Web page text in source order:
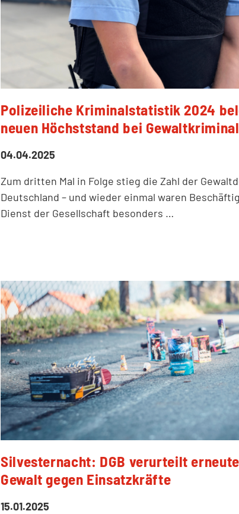
Polizeiliche Kriminalstatistik 2024
neuen Höchststand bei
04.04.2025
Zum dritten Mal in Folge stieg die Zahl der
Deutschland – und wieder einmal waren
Dienst der Gesellschaft besonders …
Silvesternacht: DGB verurteilt erneute
Gewalt gegen Einsatzkräfte
15.01.2025